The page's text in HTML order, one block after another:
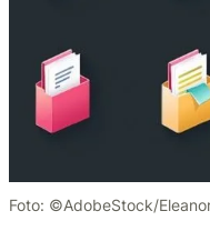
Foto: ©AdobeStock/